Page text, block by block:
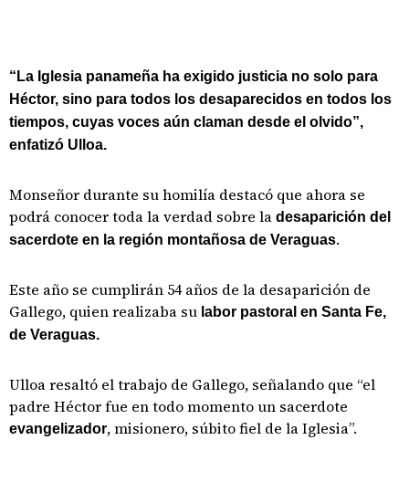
“La Iglesia panameña ha exigido justicia no solo para
Héctor, sino para todos los desaparecidos en todos los
tiempos, cuyas voces aún claman desde el olvido”,
enfatizó Ulloa.
Monseñor durante su homilía destacó que ahora se
podrá conocer toda la verdad sobre la desaparición del
sacerdote en la región montañosa de Veraguas.
Este año se cumplirán 54 años de la desaparición de
Gallego, quien realizaba su labor pastoral en Santa Fe,
de Veraguas.
Ulloa resaltó el trabajo de Gallego, señalando que “el
padre Héctor fue en todo momento un sacerdote
evangelizador, misionero, súbito fiel de la Iglesia”.